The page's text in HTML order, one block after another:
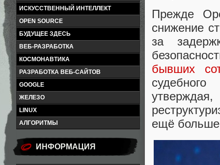
ИСКУССТВЕННЫЙ ИНТЕЛЛЕКТ
OPEN SOURCE
БУДУЩЕЕ ЗДЕСЬ
ВЕБ-РАЗРАБОТКА
КОСМОНАВТИКА
РАЗРАБОТКА ВЕБ-САЙТОВ
GOOGLE
ЖЕЛЕЗО
LINUX
АЛГОРИТМЫ
ИНФОРМАЦИЯ
Прежде
снижение
за
бывших
ещё